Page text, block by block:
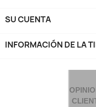
SU CUENTA
INFORMACIÓN DE LA